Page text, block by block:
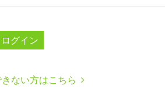
ログイン
ない方はこちら